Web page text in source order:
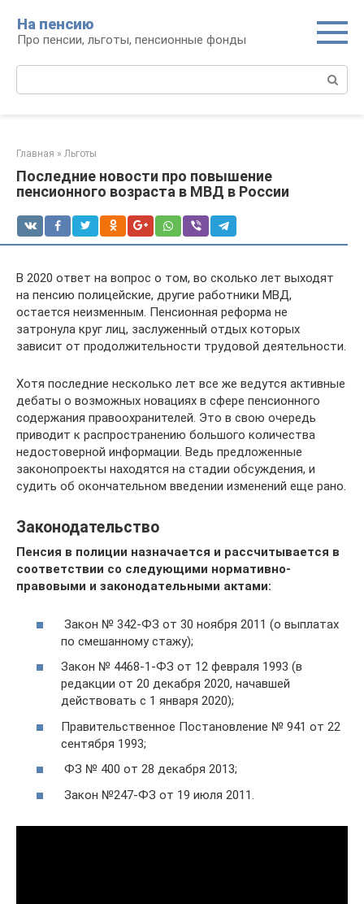
контенту
На пенсию
Про пенсии, льготы, пенсионные фонды
Главная » Льготы
Последние новости про повышение
пенсионного возраста в МВД в России
В 2020 ответ на вопрос о том, во сколько лет выходят
на пенсию полицейские, другие работники МВД,
остается неизменным. Пенсионная реформа не
затронула круг лиц, заслуженный отдых которых
зависит от продолжительности трудовой деятельности.
Хотя последние несколько лет все же ведутся активные
дебаты о возможных новациях в сфере пенсионного
содержания правоохранителей. Это в свою очередь
приводит к распространению большого количества
недостоверной информации. Ведь предложенные
законопроекты находятся на стадии обсуждения, и
судить об окончательном введении изменений еще рано.
Законодательство
Пенсия в полиции назначается и рассчитывается в
соответствии со следующими нормативно-
правовыми и законодательными актами:
Закон № 342-ФЗ от 30 ноября 2011 (о выплатах
по смешанному стажу);
Закон № 4468-1-ФЗ от 12 февраля 1993 (в
редакции от 20 декабря 2020, начавшей
действовать с 1 января 2020);
Правительственное Постановление № 941 от 22
сентября 1993;
ФЗ № 400 от 28 декабря 2013;
Закон №247-ФЗ от 19 июля 2011.